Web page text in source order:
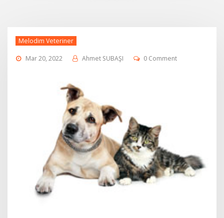
Melodim Veteriner
Mar 20, 2022 Ahmet SUBAŞI 0 Comment